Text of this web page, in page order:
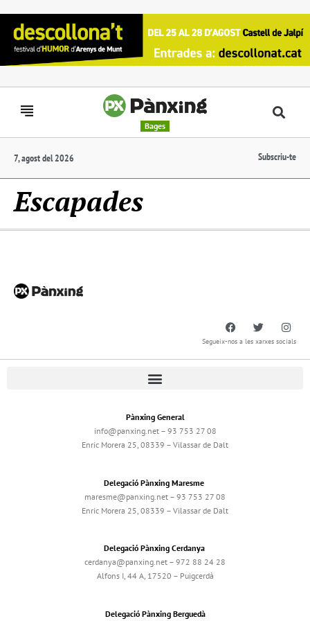
Bages
7, agost del 2026 Subscriu-te
Escapades
Segueix-nos a les xarxes socials
Pànxing General
info@panxing.net – 93 753 27 08
Enric Morera 25, 08339 – Vilassar de Dalt
Delegació Pànxing Maresme
maresme@panxing.net – 93 753 27 08
Enric Morera 25, 08339 – Vilassar de Dalt
Delegació Pànxing Cerdanya
cerdanya@panxing.net – 972 88 24 28
Alfons I, 44 A, 17520 – Puigcerdà
Delegació Pànxing Berguedà